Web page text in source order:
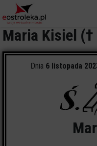
Maria Kisiel
Dnia 6 listopada